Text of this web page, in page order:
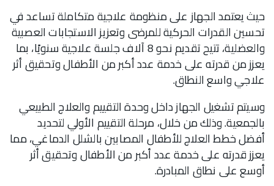
حيث يعتمد الجهاز على منظومة علاجية متكاملة تساعد في
تحسين القدرات الحركية للمرضى وتعزيز الاستجابات العصبية
والعضلية، تتيح تقديم نحو 8 آلاف جلسة علاجية سنويًا، بما
يعزز من قدرته على خدمة عدد أكبر من الأطفال وتحقيق أثر
علاجي واسع النطاق.
وسيتم تشغيل الجهاز داخل وحدة التقييم والعلاج الطبيعي
بالجمعية. وذلك من خلال، مرحلة التقييم الأولي لتحديد
أفضل خطط العلاج للأطفال المصابين بالشلل الدماغي، مما
يعزز قدرته على خدمة عدد أكبر من الأطفال وتحقيق أثر
أوسع على نطاق المبادرة.